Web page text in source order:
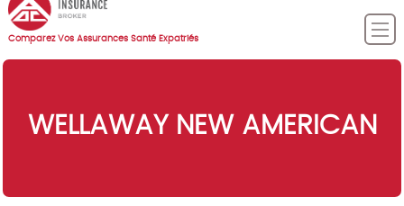
Comparez Vos Assurances Santé Expatriés
WELLAWAY NEW AMERICAN